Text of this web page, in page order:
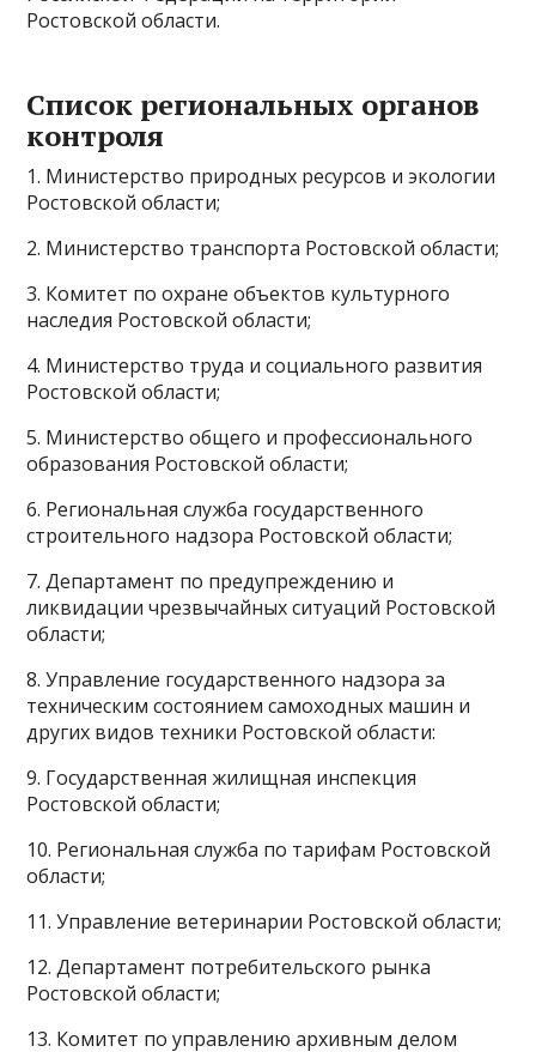
Ростовской области.
Список региональных органов
контроля
1. Министерство природных ресурсов и экологии
Ростовской области;
2. Министерство транспорта Ростовской области;
3. Комитет по охране объектов культурного
наследия Ростовской области;
4. Министерство труда и социального развития
Ростовской области;
5. Министерство общего и профессионального
образования Ростовской области;
6. Региональная служба государственного
строительного надзора Ростовской области;
7. Департамент по предупреждению и
ликвидации чрезвычайных ситуаций Ростовской
области;
8. Управление государственного надзора за
техническим состоянием самоходных машин и
других видов техники Ростовской области:
9. Государственная жилищная инспекция
Ростовской области;
10. Региональная служба по тарифам Ростовской
области;
11. Управление ветеринарии Ростовской области;
12. Департамент потребительского рынка
Ростовской области;
13. Комитет по управлению архивным делом